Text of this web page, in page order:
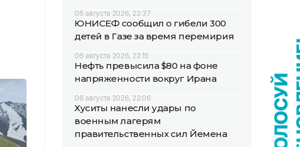
06 августа 2026, 22:37
ЮНИСЕФ сообщил о гибели 300
детей в Газе за время перемирия
06 августа 2026, 22:15
Нефть превысила $80 на фоне
напряженности вокруг Ирана
06 августа 2026, 22:06
Хуситы нанесли удары по
военным лагерям
правительственных сил Йемена